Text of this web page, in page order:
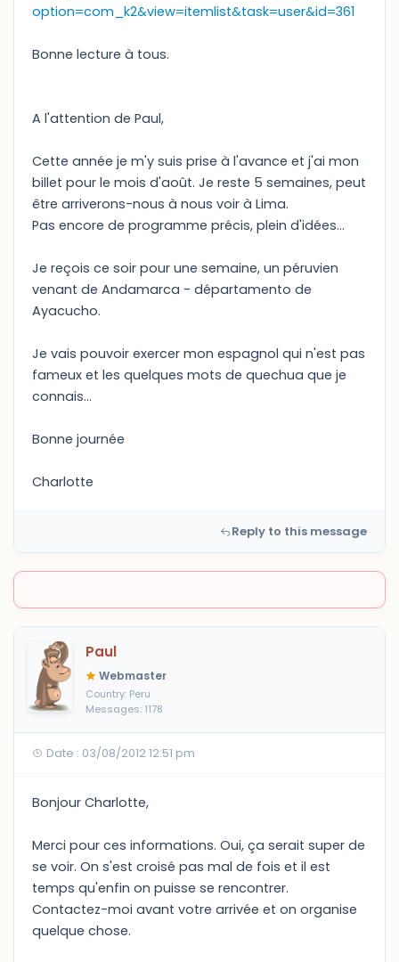
option=com_k2&view=itemlist&task=user&id=361
Bonne lecture à tous.
A l'attention de Paul,
Cette année je m'y suis prise à l'avance et j'ai mon
billet pour le mois d'août. Je reste 5 semaines, peut
être arriverons-nous à nous voir à Lima.
Pas encore de programme précis, plein d'idées...
Je reçois ce soir pour une semaine, un péruvien
venant de Andamarca - départamento de
Ayacucho.
Je vais pouvoir exercer mon espagnol qui n'est pas
fameux et les quelques mots de quechua que je
connais...
Bonne journée
Charlotte
Reply to this message
Paul
Webmaster
Country: Peru
Messages: 1178
Date : 03/08/2012 12:51 pm
Bonjour Charlotte,
Merci pour ces informations. Oui, ça serait super de
se voir. On s'est croisé pas mal de fois et il est
temps qu'enfin on puisse se rencontrer.
Contactez-moi avant votre arrivée et on organise
quelque chose.